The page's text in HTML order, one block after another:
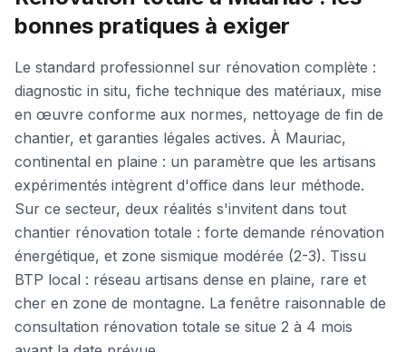
bonnes pratiques à exiger
Le standard professionnel sur rénovation complète :
diagnostic in situ, fiche technique des matériaux, mise
en œuvre conforme aux normes, nettoyage de fin de
chantier, et garanties légales actives. À Mauriac,
continental en plaine : un paramètre que les artisans
expérimentés intègrent d'office dans leur méthode.
Sur ce secteur, deux réalités s'invitent dans tout
chantier rénovation totale : forte demande rénovation
énergétique, et zone sismique modérée (2-3). Tissu
BTP local : réseau artisans dense en plaine, rare et
cher en zone de montagne. La fenêtre raisonnable de
consultation rénovation totale se situe 2 à 4 mois